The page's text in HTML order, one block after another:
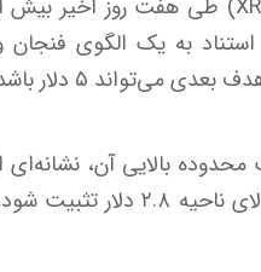
با استناد به یک الگوی
بالایی آن،